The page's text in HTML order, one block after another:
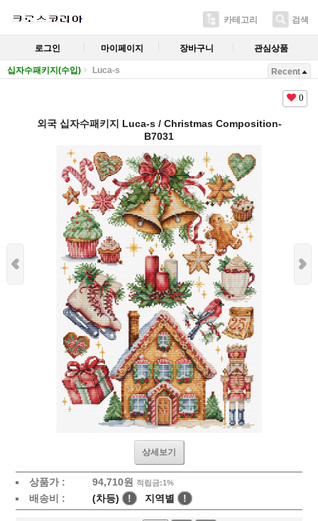
카테고리 검색
로그인 마이페이지 장바구니 관심상품
십자수패키지(수입) Luca-s Recent
0
외국 십자수패키지 Luca-s / Christmas Composition-
B7031
상세보기
상품가 : 94,710원 적립금:1%
배송비 : (차등) ! 지역별 !